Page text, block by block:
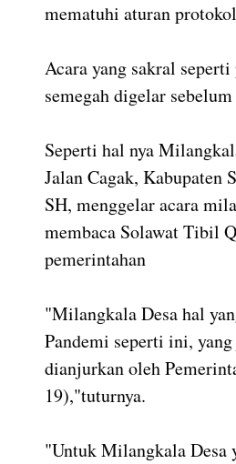
mematuhi aturan
Acara yang sakral
semegah digelar
Seperti hal nya
Jalan Cagak, Kabupaten
SH, menggelar acara
membaca Solawat Tibil
pemerintahan
"Milangkala Desa hal
Pandemi seperti ini,
dianjurkan oleh
19),"tuturnya.
"Untuk Milangkala Desa